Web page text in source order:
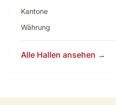
Kantone
Währung
Alle Hallen ansehen →